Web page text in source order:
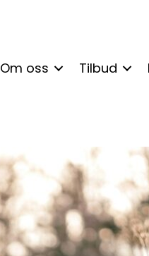
Om oss Tilbud